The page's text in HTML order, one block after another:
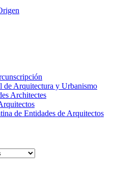
de Arquitectura y Urbanismo
Architectes
de Entidades de Arquitectos